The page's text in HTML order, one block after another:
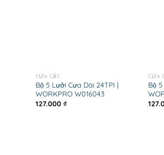
CƯA CẮT
Bộ 5 Lưỡi Cưa Dài 24TPI |
WORKPRO W016043
127.000 ₫
CƯA
Bộ